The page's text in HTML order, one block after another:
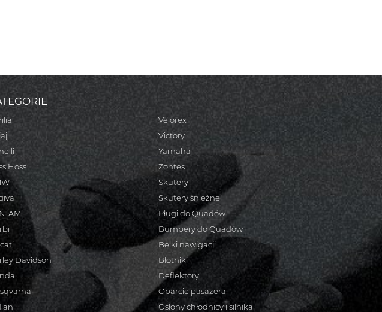
Hoss
AM
Davidson
Velorex
Victory
Yamaha
Zontes
Skutery
Skutery śnieżne
Pługi do Quadów
Bumpery do Quadów
Belki nawigacji
Błotniki
Deflektory
Oparcie pasażera
Osłony chłodnicy i silnika